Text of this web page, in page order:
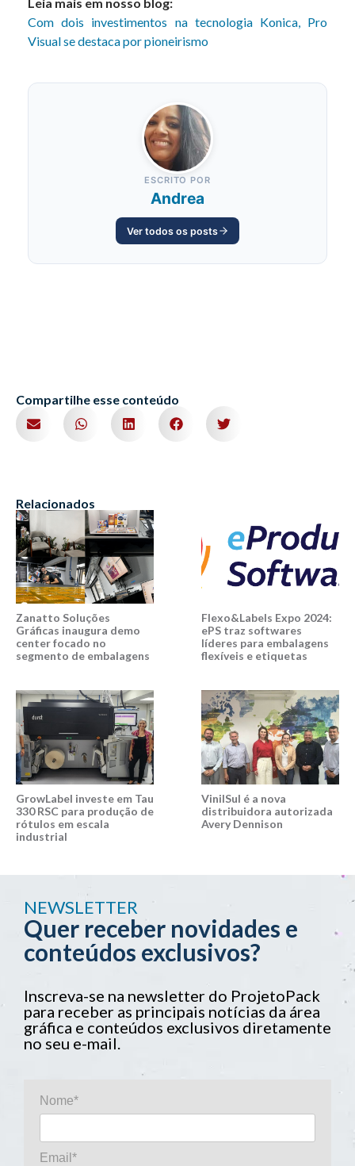
Com dois investimentos na tecnologia Konica, Pro
Visual se destaca por pioneirismo
ESCRITO POR
Andrea
Ver todos os posts
Compartilhe esse conteúdo
Relacionados
Zanatto Soluções
Gráficas inaugura demo
center focado no
segmento de embalagens
Flexo&Labels Expo 2024:
ePS traz softwares
líderes para embalagens
flexíveis e etiquetas
GrowLabel investe em Tau
330 RSC para produção de
rótulos em escala
industrial
VinilSul é a nova
distribuidora autorizada
Avery Dennison
NEWSLETTER
Quer receber novidades e
conteúdos exclusivos?
Inscreva-se na newsletter do ProjetoPack
para receber as principais notícias da área
gráfica e conteúdos exclusivos diretamente
no seu e-mail.
Nome*
Email*